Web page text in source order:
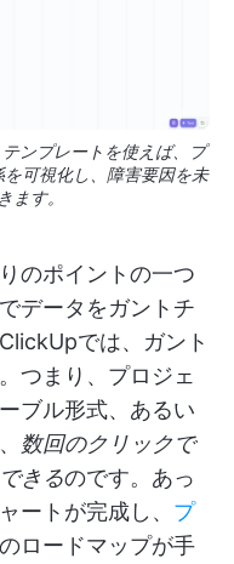
ンプレートを使えば、プ
可視化し、障害要因を未
ます。
のポイントの一つ
データをガントチ
では、ガント
つまり、プロジェ
ブル形式、あるい
数回のクリックで
きるのです。あっ
ートが完成し、 プ
ロードマップが手